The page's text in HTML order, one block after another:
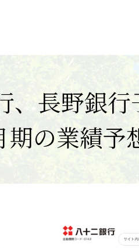
、長野銀
期の業績予